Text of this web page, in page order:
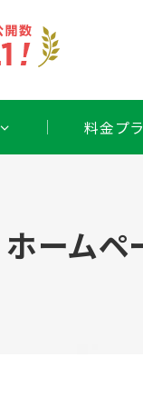
料金プ
ホームペ